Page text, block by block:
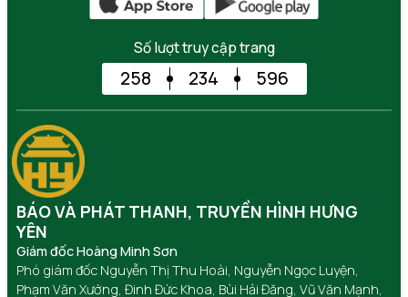
Số lượt truy cập trang
258 234 596
BÁO VÀ PHÁT THANH, TRUYỀN HÌNH HƯNG
YÊN
Giám đốc Hoàng Minh Sơn
Phó giám đốc Nguyễn Thị Thu Hoài, Nguyễn Ngọc Luyện,
Phạm Văn Xướng, Đinh Đức Khoa, Bùi Hải Đăng, Vũ Văn Mạnh,